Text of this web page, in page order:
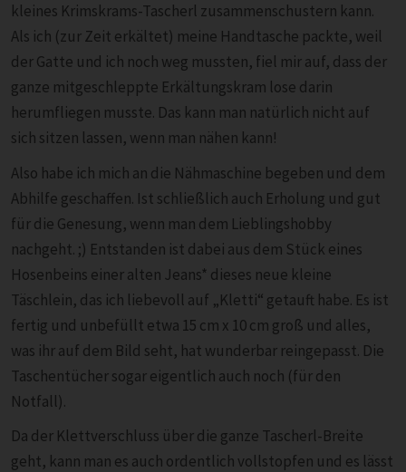
kleines Krimskrams-Tascherl zusammenschustern kann.
Als ich (zur Zeit erkältet) meine Handtasche packte, weil
der Gatte und ich noch weg mussten, fiel mir auf, dass der
ganze mitgeschleppte Erkältungskram lose darin
herumfliegen musste. Das kann man natürlich nicht auf
sich sitzen lassen, wenn man nähen kann!
Also habe ich mich an die Nähmaschine begeben und dem
Abhilfe geschaffen. Ist schließlich auch Erholung und gut
für die Genesung, wenn man dem Lieblingshobby
nachgeht. ;) Entstanden ist dabei aus dem Stück eines
Hosenbeins einer alten Jeans* dieses neue kleine
Täschlein, das ich liebevoll auf „Kletti“ getauft habe. Es ist
fertig und unbefüllt etwa 15 cm x 10 cm groß und alles,
was ihr auf dem Bild seht, hat wunderbar reingepasst. Die
Taschentücher sogar eigentlich auch noch (für den
Notfall).
Da der Klettverschluss über die ganze Tascherl-Breite
geht, kann man es auch ordentlich vollstopfen und es lässt